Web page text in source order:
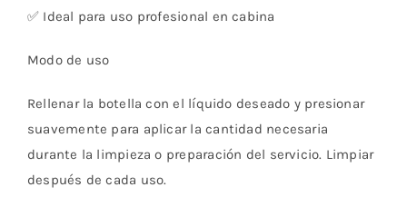
✅ Ideal para uso profesional en cabina
Modo de uso
Rellenar la botella con el líquido deseado y presionar
suavemente para aplicar la cantidad necesaria
durante la limpieza o preparación del servicio. Limpiar
después de cada uso.